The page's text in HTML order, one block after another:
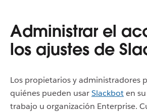
Administrar el
los ajustes de
Los propietarios y administradores
quiénes pueden usarSlackboten
trabajo u organización Enterprise.